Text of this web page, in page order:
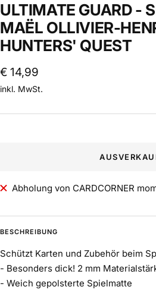
ULTIMATE GUARD -
MAËL OLLIVIER-
HUNTERS' QUEST
Angebotspreis
€ 14,99
inkl. MwSt.
Abholung von CARDCORNER
BESCHREIBUNG
Schützt Karten und Zubehör beim
- Besonders dick! 2 mm
- Weich gepolsterte Spielmatte